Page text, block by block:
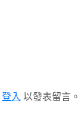
登入 以發表留言。